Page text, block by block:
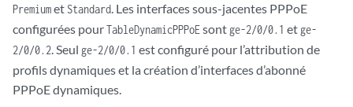
Premiumet Standard. Les interfaces sous-jacentes PPPoE
configurées pourTableDynamicPPPoEsont ge-2/0/0.1 et ge-
2/0/0.2. Seul ge-2/0/0.1 est configuré pour l’attribution de
profils dynamiques et la création d’interfaces d’abonné
PPPoE dynamiques.